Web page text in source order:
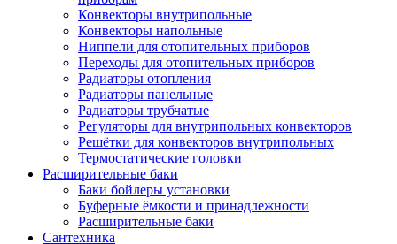
Конвекторы внутрипольные
Конвекторы напольные
Ниппели для отопительных приборов
Переходы для отопительных приборов
Радиаторы отопления
Радиаторы панельные
Радиаторы трубчатые
Регуляторы для внутрипольных конвекторов
Решётки для конвекторов внутрипольных
Термостатические головки
Расширительные баки
Баки бойлеры установки
Буферные ёмкости и принадлежности
Расширительные баки
Сантехника